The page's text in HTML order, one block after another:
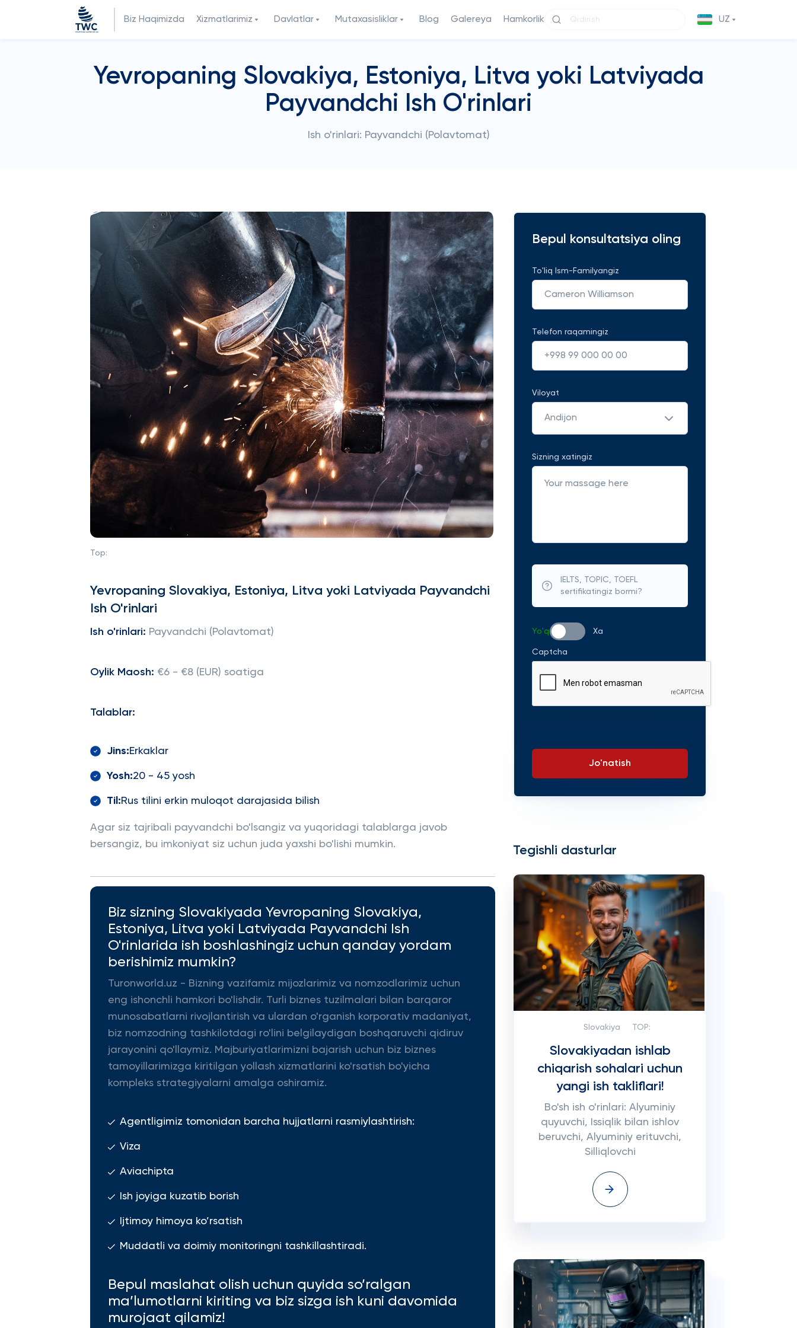
Biz Haqimizda Xizmatlarimiz Davlatlar Mutaxasisliklar Blog Galereya Hamkorlik UZ
Yevropaning Slovakiya, Estoniya, Litva yoki Latviyada
Payvandchi Ish O'rinlari
Ish o'rinlari: Payvandchi (Polavtomat)
Top:
Yevropaning Slovakiya, Estoniya, Litva yoki Latviyada Payvandchi
Ish O'rinlari
Ish o'rinlari: Payvandchi (Polavtomat)
Oylik Maosh: €6 - €8 (EUR) soatiga
Talablar:
Jins:Erkaklar
Yosh:20 - 45 yosh
Til:Rus tilini erkin muloqot darajasida bilish
Agar siz tajribali payvandchi bo'lsangiz va yuqoridagi talablarga javob
bersangiz, bu imkoniyat siz uchun juda yaxshi bo'lishi mumkin.
Biz sizning Slovakiyada Yevropaning Slovakiya,
Estoniya, Litva yoki Latviyada Payvandchi Ish
O'rinlarida ish boshlashingiz uchun qanday yordam
berishimiz mumkin?
Turonworld.uz - Bizning vazifamiz mijozlarimiz va nomzodlarimiz uchun
eng ishonchli hamkori bo'lishdir. Turli biznes tuzilmalari bilan barqaror
munosabatlarni rivojlantirish va ulardan o'rganish korporativ madaniyat,
biz nomzodning tashkilotdagi ro'lini belgilaydigan boshqaruvchi qidiruv
jarayonini qo'llaymiz. Majburiyatlarimizni bajarish uchun biz biznes
tamoyillarimizga kiritilgan yollash xizmatlarini ko'rsatish bo'yicha
kompleks strategiyalarni amalga oshiramiz.
Agentligimiz tomonidan barcha hujjatlarni rasmiylashtirish:
Viza
Aviachipta
Ish joyiga kuzatib borish
Ijtimoy himoya ko’rsatish
Muddatli va doimiy monitoringni tashkillashtiradi.
Bepul maslahat olish uchun quyida so’ralgan
ma’lumotlarni kiriting va biz sizga ish kuni davomida
murojaat qilamiz!
Bepul konsultatsiya oling
To'liq Ism-Familyangiz
Telefon raqamingiz
Viloyat
Andijon
Sizning xatingiz
IELTS, TOPIC, TOEFL
sertifikatingiz bormi?
Yo'q Xa
Captcha
Jo'natish
Tegishli dasturlar
Slovakiya TOP:
Slovakiyadan ishlab
chiqarish sohalari uchun
yangi ish takliflari!
Bo'sh ish o'rinlari: Alyuminiy
quyuvchi, Issiqlik bilan ishlov
beruvchi, Alyuminiy erituvchi,
Silliqlovchi